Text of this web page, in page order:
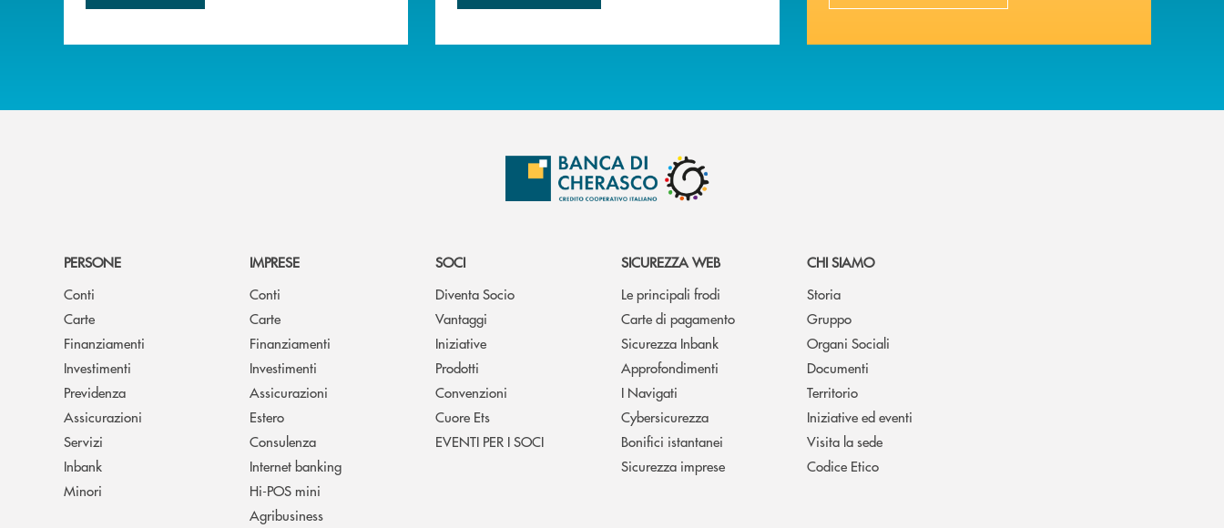
PERSONE
Conti
Carte
Finanziamenti
Investimenti
Previdenza
Assicurazioni
Servizi
Inbank
Minori
IMPRESE
Conti
Carte
Finanziamenti
Investimenti
Assicurazioni
Estero
Consulenza
Internet banking
Hi-POS mini
Agribusiness
SOCI
Diventa Socio
Vantaggi
Iniziative
Prodotti
Convenzioni
Cuore Ets
EVENTI PER I SOCI
SICUREZZA WEB
Le principali frodi
Carte di pagamento
Sicurezza Inbank
Approfondimenti
I Navigati
Cybersicurezza
Bonifici istantanei
Sicurezza imprese
CHI SIAMO
Storia
Gruppo
Organi Sociali
Documenti
Territorio
Iniziative ed eventi
Visita la sede
Codice Etico